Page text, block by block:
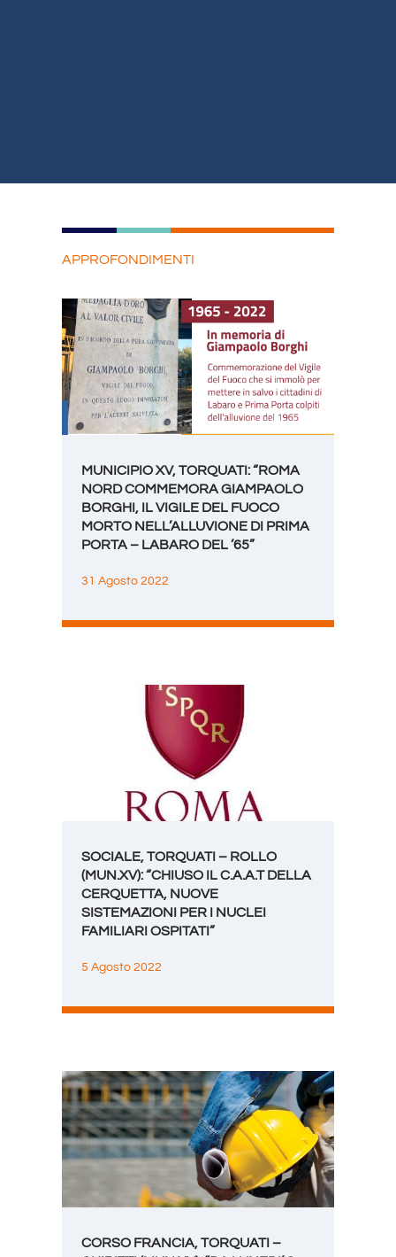
APPROFONDIMENTI
MUNICIPIO XV, TORQUATI: “ROMA
NORD COMMEMORA GIAMPAOLO
BORGHI, IL VIGILE DEL FUOCO
MORTO NELL’ALLUVIONE DI PRIMA
PORTA – LABARO DEL ’65”
31 Agosto 2022
SOCIALE, TORQUATI – ROLLO
(MUN.XV): “CHIUSO IL C.A.A.T DELLA
CERQUETTA, NUOVE
SISTEMAZIONI PER I NUCLEI
FAMILIARI OSPITATI”
5 Agosto 2022
CORSO FRANCIA, TORQUATI –
PaginaPagina